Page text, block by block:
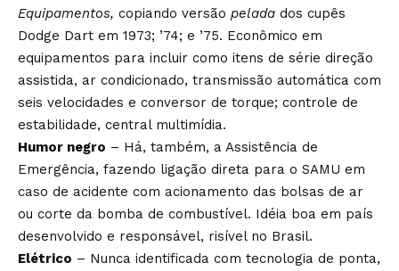
Equipamentos, copiando versão pelada dos cupês
Dodge Dart em 1973; ’74; e ’75. Econômico em
equipamentos para incluir como itens de série direção
assistida, ar condicionado, transmissão automática com
seis velocidades e conversor de torque; controle de
estabilidade, central multimídia.
Humor negro – Há, também, a Assistência de
Emergência, fazendo ligação direta para o SAMU em
caso de acidente com acionamento das bolsas de ar
ou corte da bomba de combustível. Idéia boa em país
desenvolvido e responsável, risível no Brasil.
Elétrico – Nunca identificada com tecnologia de ponta,